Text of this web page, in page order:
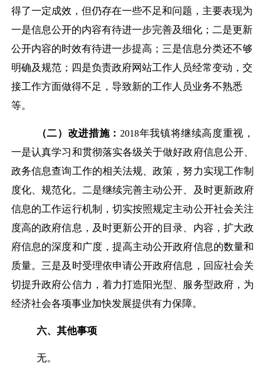
得了一定成效，但仍存在一些不足和问题，主要表现为
一是信息公开的内容有待进一步完善及细化；二是更新
公开内容的时效有待进一步提高；三是信息分类还不够
明确及规范 ；四是负责政府网站工作人员经常变动，交
接工作方面做得不足，导致新的工作人员业务不熟悉
等。
（二）改进措施： 2018年我镇将继续高度重视，
一是认真学习和贯彻落实各级关于做好政府信息公开、
政务信息查询工作的相关法规、政策，努力实现工作制
度化、规范化。二是继续完善主动公开、及时更新政府
信息的工作运行机制，切实按照规定主动公开社会关注
度高的政府信息，及时更新公开的目录、内容，扩大政
府信息的深度和广度，提高主动公开政府信息的数量和
质量。三是及时受理依申请公开政府信息，回应社会关
切提升政府公信力，着力打造阳光型、服务型政府，为
经济社会各项事业加快发展提供有力保障。
六、其他事项
无。